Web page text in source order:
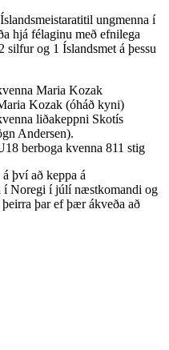
ungmenna í
hjá félaginu með efnilega
silfur og 1 Íslandsmet á þessu
Maria Kozak
Kozak (óháð kyni)
liðakeppni Skotís
Andersen).
berboga kvenna 811 stig
því að keppa á
í Noregi í júlí næstkomandi og
þar ef þær ákveða að